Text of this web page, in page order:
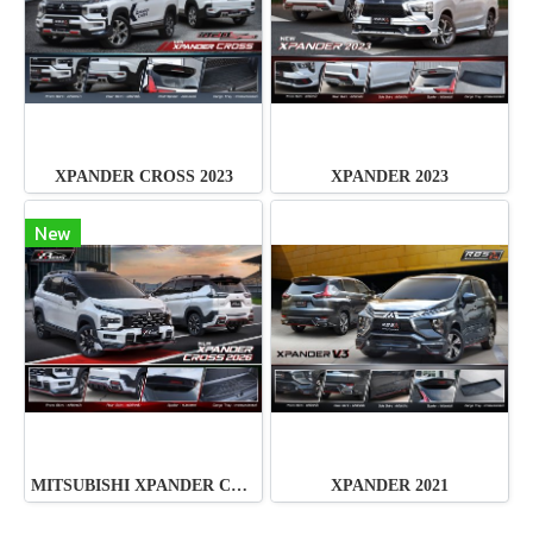
XPANDER CROSS 2023 XPANDER 2023
New
MITSUBISHI XPANDER CROSS 2026 XPANDER 2021